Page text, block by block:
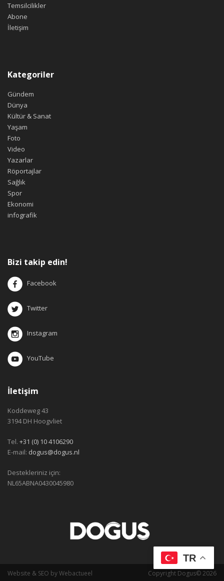
Temsilcilikler
Abone
İletişim
Kategoriler
Gündem
Dünya
Kültür & Sanat
Yaşam
Foto
Video
Yazarlar
Röportajlar
Sağlık
Spor
Ekonomi
infografik
Bizi takip edin!
Facebook
Twitter
Instagram
YouTube
İletişim
Koddeweg 43
3194 DH Hoogvliet
Tel. +31 (0) 10 4106290
E-mail: dogus@dogus.nl
Destekleriniz için:
NL65ABNA0430045980
Copyright Dogus© 2026
Website & SEO byWebactueel
TR